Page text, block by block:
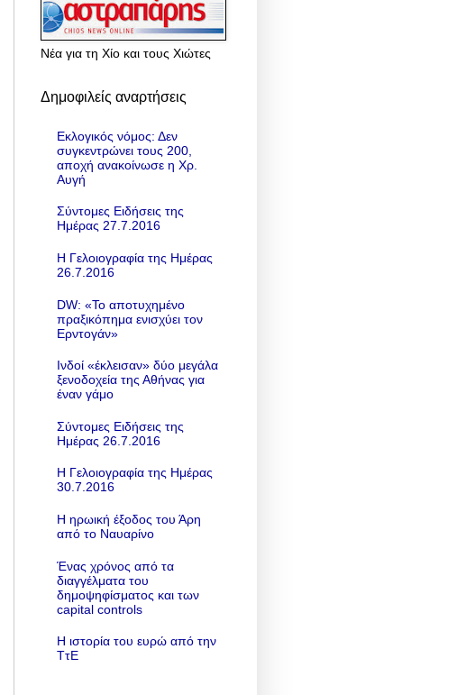
Νέα για τη Χίο και τους Χιώτες
Δημοφιλείς αναρτήσεις
Εκλογικός νόμος: Δεν
συγκεντρώνει τους 200,
αποχή ανακοίνωσε η Χρ.
Αυγή
Σύντομες Ειδήσεις της
Ημέρας 27.7.2016
Η Γελοιογραφία της Ημέρας
26.7.2016
DW: «To αποτυχημένο
πραξικόπημα ενισχύει τον
Ερντογάν»
Ινδοί «έκλεισαν» δύο μεγάλα
ξενοδοχεία της Αθήνας για
έναν γάμο
Σύντομες Ειδήσεις της
Ημέρας 26.7.2016
Η Γελοιογραφία της Ημέρας
30.7.2016
Η ηρωική έξοδος του Άρη
από το Ναυαρίνο
Ένας χρόνος από τα
διαγγέλματα του
δημοψηφίσματος και των
capital controls
Η ιστορία του ευρώ από την
ΤτΕ